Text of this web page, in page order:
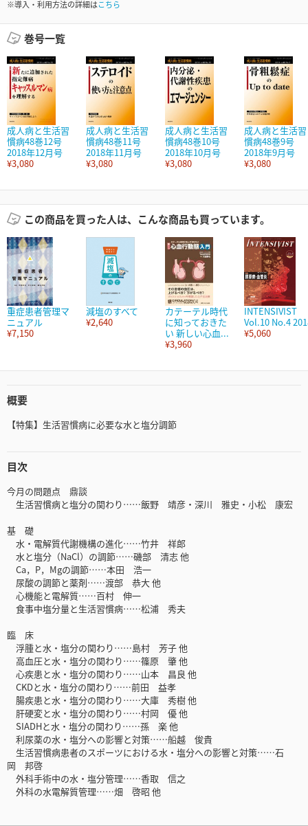
※導入・利用方法の詳細はこちら
巻号一覧
成人病と生活習
慣病48巻12号
2018年12月号
¥3,080
成人病と生活習
慣病48巻11号
2018年11月号
¥3,080
成人病と生活習
慣病48巻10号
2018年10月号
¥3,080
成人病と生活習
慣病48巻9号
2018年9月号
¥3,080
この商品を買った人は、こんな商品も買っています。
重症患者管理マ
ニュアル
¥7,150
減塩のすべて
¥2,640
カテーテル時代
に知っておきた
い 新しい心血...
¥3,960
INTENSIVIST
Vol.10 No.4
¥5,060
概要
【特集】生活習慣病に必要な水と塩分調節
目次
今月の問題点 鼎談
生活習慣病と塩分の関わり……飯野 靖彦・深川 雅史・小松 康宏
基 礎
水・電解質代謝機構の進化……竹井 祥郎
水と塩分（NaCl）の調節……磯部 清志 他
Ca，P，Mgの調節……本田 浩一
尿酸の調節と薬剤……渡部 恭大 他
心機能と電解質……百村 伸一
食事中塩分量と生活習慣病……松浦 秀夫
臨 床
浮腫と水・塩分の関わり……島村 芳子 他
高血圧と水・塩分の関わり……篠原 肇 他
心疾患と水・塩分の関わり……山本 昌良 他
CKDと水・塩分の関わり……前田 益孝
腸疾患と水・塩分の関わり……大庫 秀樹 他
肝硬変と水・塩分の関わり……村岡 優 他
SIADHと水・塩分の関わり……孫 楽 他
利尿薬の水・塩分への影響と対策……船越 俊貴
生活習慣病患者のスポーツにおける水・塩分への影響と対策……石
岡 邦啓
外科手術中の水・塩分管理……香取 信之
外科の水電解質管理……畑 啓昭 他